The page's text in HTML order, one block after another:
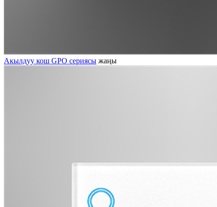
Акылдуу кош GPO сериясы жаңы